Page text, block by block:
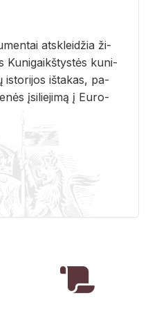
at­sklei­džia ži­
Ku­ni­gaikš­tys­tės ku­ni­
is­to­ri­jos iš­ta­kas, pa­
įsi­lie­ji­mą į Eu­ro­